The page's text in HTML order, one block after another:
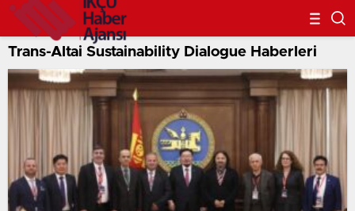
Trans-Altai Sustainability Dialogue Haberleri